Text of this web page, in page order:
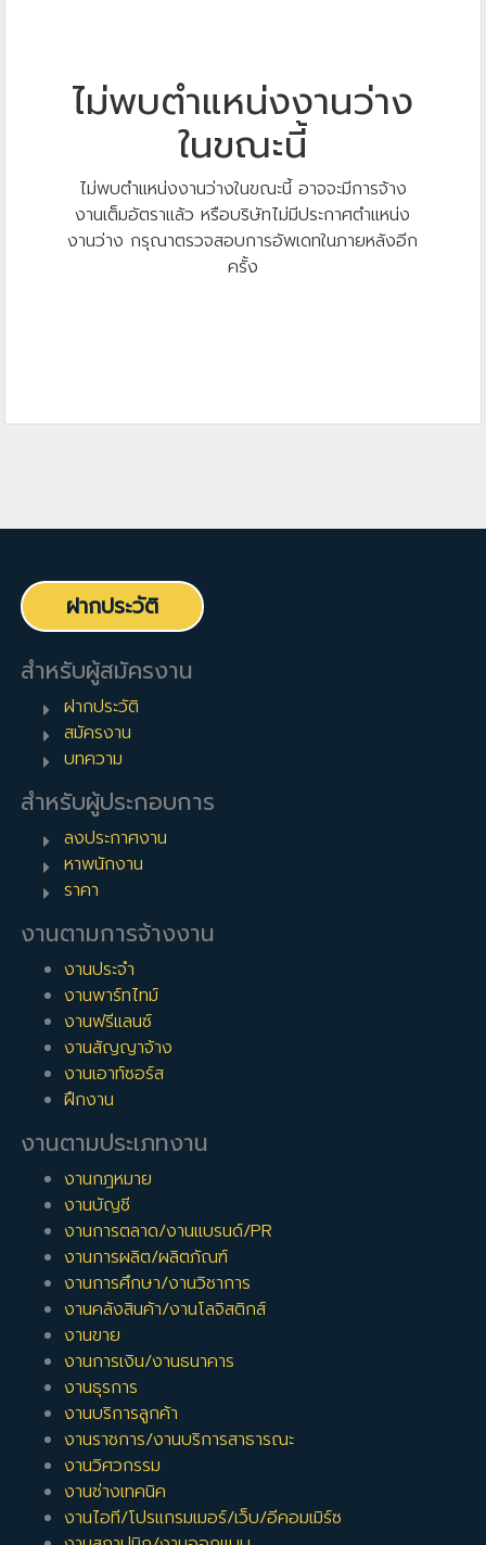
ไม่พบตำแหน่งงานว่าง
ในขณะนี้
ไม่พบตำแหน่งงานว่างในขณะนี้ อาจจะมีการจ้าง
งานเต็มอัตราแล้ว หรือบริษัทไม่มีประกาศตำแหน่ง
งานว่าง กรุณาตรวจสอบการอัพเดทในภายหลังอีก
ครั้ง
ฝากประวัติ
สำหรับผู้สมัครงาน
ฝากประวัติ
สมัครงาน
บทความ
สำหรับผู้ประกอบการ
ลงประกาศงาน
หาพนักงาน
ราคา
งานตามการจ้างงาน
งานประจำ
งานพาร์ทไทม์
งานฟรีแลนซ์
งานสัญญาจ้าง
งานเอาท์ซอร์ส
ฝึกงาน
งานตามประเภทงาน
งานกฎหมาย
งานบัญชี
งานการตลาด/งานแบรนด์/PR
งานการผลิต/ผลิตภัณฑ์
งานการศึกษา/งานวิชาการ
งานคลังสินค้า/งานโลจิสติกส์
งานขาย
งานการเงิน/งานธนาคาร
งานธุรการ
งานบริการลูกค้า
งานราชการ/งานบริการสาธารณะ
งานวิศวกรรม
งานช่างเทคนิค
งานไอที/โปรแกรมเมอร์/เว็บ/อีคอมเมิร์ซ